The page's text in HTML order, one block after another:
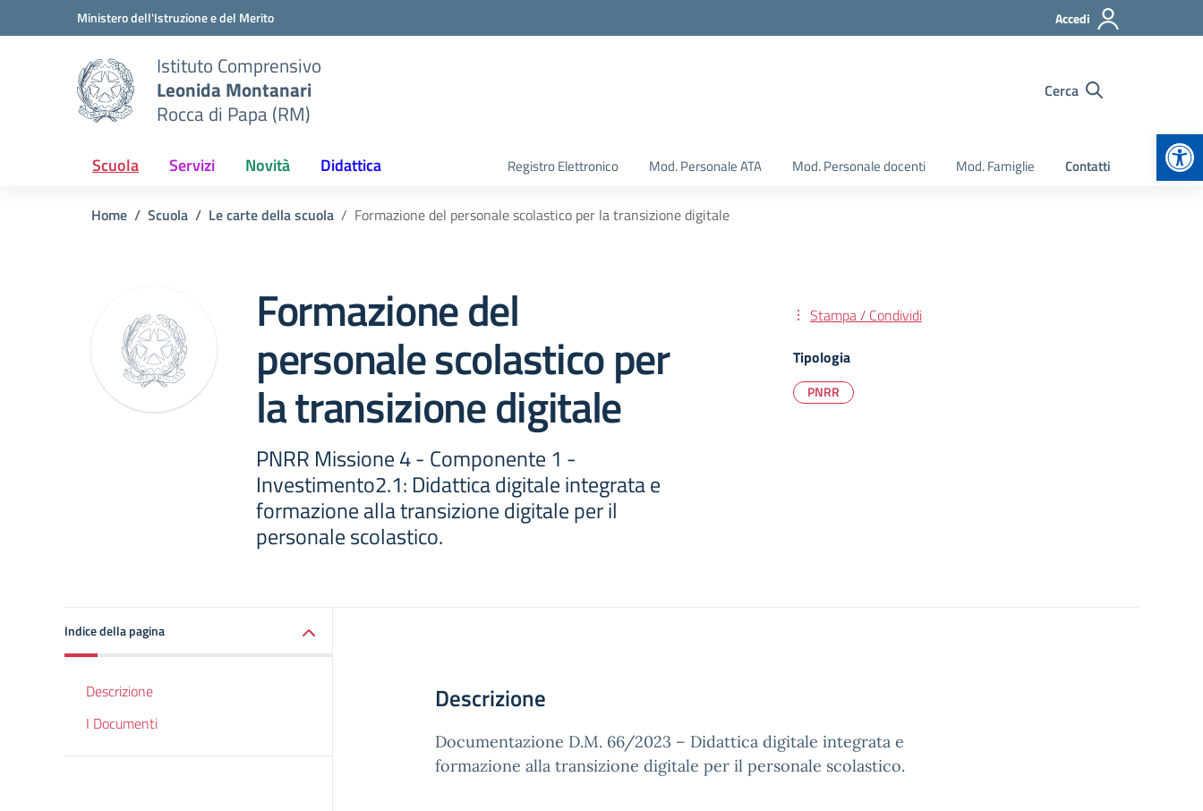
Vai ai contenuti
Vai al menu di navigazioneMinistero dell'Istruzione e del Merito Accedi
Istituto Comprensivo
Leonida Montanari
Rocca di Papa (RM)
Cerca
Scuola Servizi Novità Didattica Registro Elettronico Mod. Personale ATA Mod. Personale docenti Mod. Famiglie Contatti
Home Scuola Le carte della scuola Formazione del personale scolastico per la transizione digitale
Formazione del
personale scolastico per
la transizione digitale
PNRR Missione 4 - Componente 1 -
Investimento2.1: Didattica digitale integrata e
formazione alla transizione digitale per il
personale scolastico.
Stampa / Condividi
Tipologia
PNRR
Indice della pagina
Descrizione
I Documenti
Descrizione
Documentazione D.M. 66/2023 – Didattica digitale integrata e
formazione alla transizione digitale per il personale scolastico.